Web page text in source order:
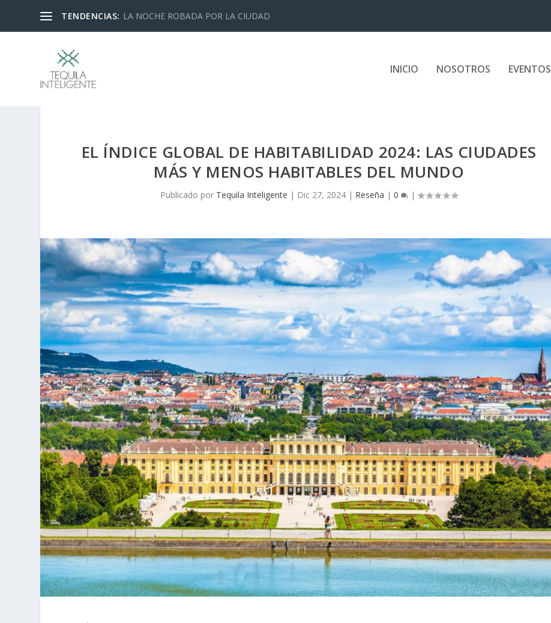
TENDENCIAS: LA NOCHE ROBADA POR LA CIUDAD
INICIO NOSOTROS EVENTOS
EL ÍNDICE GLOBAL DE HABITABILIDAD 2024: LAS CIUDADES
MÁS Y MENOS HABITABLES DEL MUNDO
Publicado por Tequila Inteligente | Dic 27, 2024 | Reseña |0 |